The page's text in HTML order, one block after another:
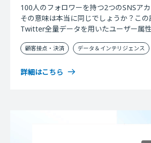
100人のフォロワーを持つ2つのSNSアカ
その意味は本当に同じでしょうか？この
Twitter全量データを用いたユーザー属
アをご紹介します。
顧客接点・決済 データ＆インテリジェンス
詳細はこちら